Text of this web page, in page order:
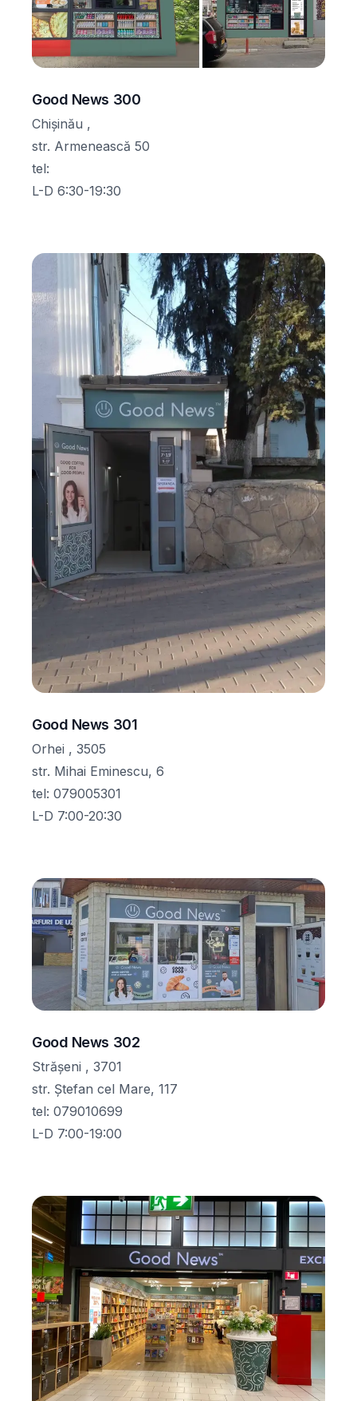
Good News 300
Chișinău ,
str. Armenească 50
tel:
L-D 6:30-19:30
Good News 301
Orhei , 3505
str. Mihai Eminescu, 6
tel: 079005301
L-D 7:00-20:30
Good News 302
Strășeni , 3701
str. Ștefan cel Mare, 117
tel: 079010699
L-D 7:00-19:00